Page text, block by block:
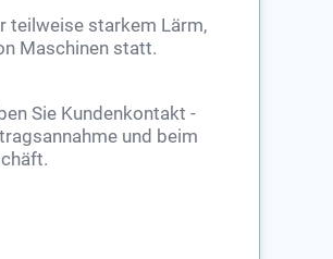
teilweise starkem Lärm,
Maschinen statt.
Sie Kundenkontakt -
und beim